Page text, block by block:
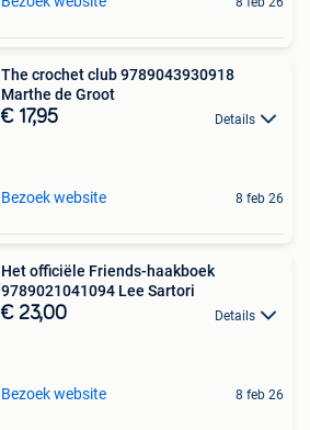
The crochet club 9789043930918
Marthe de Groot
€ 17,95 Details
Bezoek website 8 feb 26
Het officiële Friends-haakboek
9789021041094 Lee Sartori
€ 23,00 Details
Bezoek website 8 feb 26